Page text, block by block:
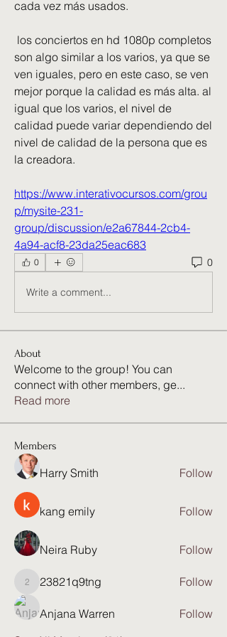
cada vez más usados.
son algo similar a los varios, ya que se
ven iguales, pero en este caso, se ven
mejor porque la calidad es más alta. al
igual que los varios, el nivel de
calidad puede variar dependiendo del
nivel de calidad de la persona que es
la creadora.
https://www.interativocursos.com/grou
p/mysite-231-
group/discussion/e2a67844-2cb4-
4a94-acf8-23da25eac683
0 0
Write a comment...
About
Welcome to the group! You can
connect with other members, ge...
Read more
Members
Harry Smith Follow
kang emily Follow
Neira Ruby Follow
23821q9tng
23821q9tng Follow
Anjana Warren
Follow